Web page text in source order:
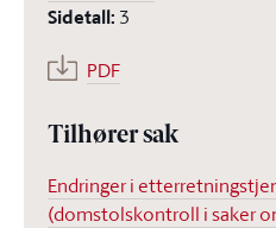
Sidetall: 3
PDF
Tilhører sak
Endringer i
(domstolskontroll i saker